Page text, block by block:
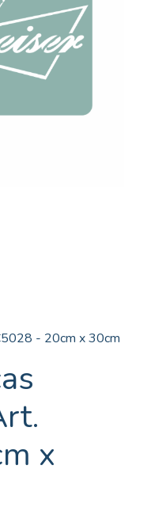
- 20cm x 30cm
x